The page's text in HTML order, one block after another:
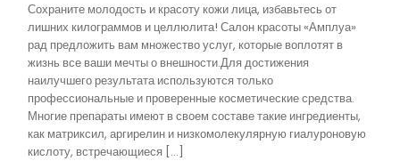
Сохраните молодость и красоту кожи лица, избавьтесь от
лишних килограммов и целлюлита! Салон красоты «Амплуа»
рад предложить вам множество услуг, которые воплотят в
жизнь все ваши мечты о внешности.Для достижения
наилучшего результата используются только
профессиональные и проверенные косметические средства.
Многие препараты имеют в своем составе такие ингредиенты,
как матриксил, аргирелин и низкомолекулярную гиалуроновую
кислоту, встречающиеся […]